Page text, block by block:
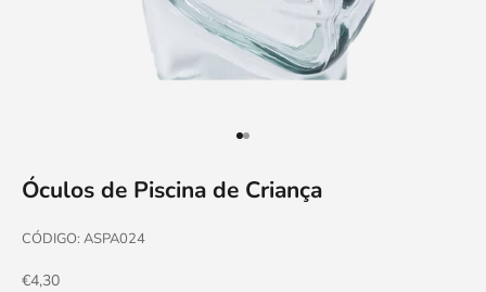
Ir para item 1
Ir para item 2
Óculos de Piscina de Criança
CÓDIGO: ASPA024
Preço promocional
€4,30